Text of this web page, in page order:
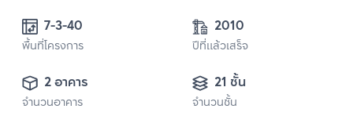
พื้นที่โครงการ
2010
ปีที่แล้วเสร็จ
2 อาคาร
จำนวนอาคาร
21 ชั้น
จำนวนชั้น